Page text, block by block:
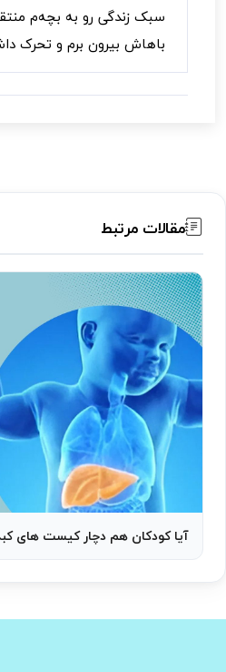
سبک زندگی رو به بچه‌م
باهاش بیرون برم و تحرک
مقالات مرتبط
آیا کودکان هم دچار کیست های